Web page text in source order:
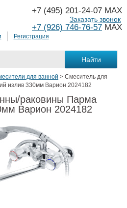
Регистрация
+7 (495) 201-24-07 MAX
+7 (926) 746-76-57 MAX
Заказать звонок
для ванной > Смеситель для
излив 330мм Варион 2024182
раковины Парма
Варион 2024182